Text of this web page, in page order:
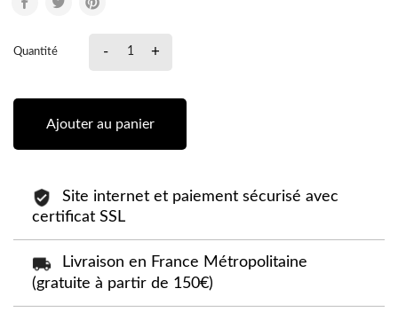
Quantité - +
Ajouter au panier
Site internet et paiement sécurisé avec
certificat SSL
Livraison en France Métropolitaine
(gratuite à partir de 150€)